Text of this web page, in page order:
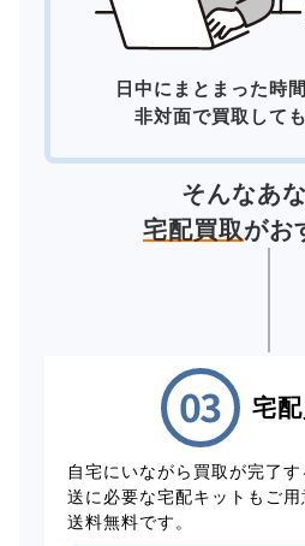
日中にまとまった時
非対面で買取して
そんなあ
宅配買取がお
宅
自宅にいながら買取が完了
送に必要な宅配キットもご
送料無料です。